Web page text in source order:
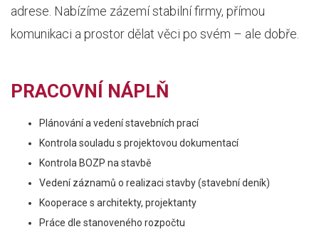
adrese. Nabízíme zázemí stabilní firmy, přímou
komunikaci a prostor dělat věci po svém – ale dobře.
PRACOVNÍ NÁPLŇ
Plánování a vedení stavebních prací
Kontrola souladu s projektovou dokumentací
Kontrola BOZP na stavbě
Vedení záznamů o realizaci stavby (stavební deník)
Kooperace s architekty, projektanty
Práce dle stanoveného rozpočtu